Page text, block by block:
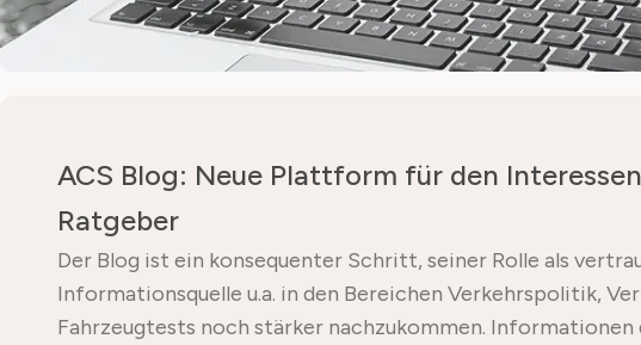
ACS Blog: Neue Plattform für den
Ratgeber
Der Blog ist ein konsequenter Schritt, seiner Rolle als
Informationsquelle u.a. in den Bereichen Verkehrspolitik,
Fahrzeugtests noch stärker nachzukommen. Informationen